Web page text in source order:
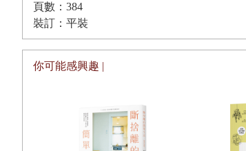
236鐵鎚的種類及使用方法
鋸子、錐子
老虎鉗、開罐器
老虎鉗、開罐器的種類及使用方法 蛇蛋復活
頁數：384
裝訂：平裝
你可能感興趣 |